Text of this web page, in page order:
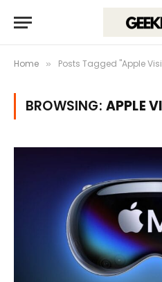
Home » Posts Tagged "Apple
BROWSING: APPLE